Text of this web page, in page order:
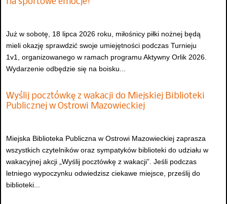
na sportowe emocje!
Już w sobotę, 18 lipca 2026 roku, miłośnicy piłki nożnej będą
mieli okazję sprawdzić swoje umiejętności podczas Turnieju
1v1, organizowanego w ramach programu Aktywny Orlik 2026.
Wydarzenie odbędzie się na boisku...
Wyślij pocztówkę z wakacji do Miejskiej Biblioteki
Publicznej w Ostrowi Mazowieckiej
Miejska Biblioteka Publiczna w Ostrowi Mazowieckiej zaprasza
wszystkich czytelników oraz sympatyków biblioteki do udziału w
wakacyjnej akcji „Wyślij pocztówkę z wakacji”. Jeśli podczas
letniego wypoczynku odwiedzisz ciekawe miejsce, prześlij do
biblioteki...